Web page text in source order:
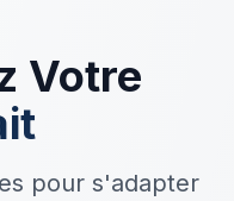
Votre
pour s'adapter